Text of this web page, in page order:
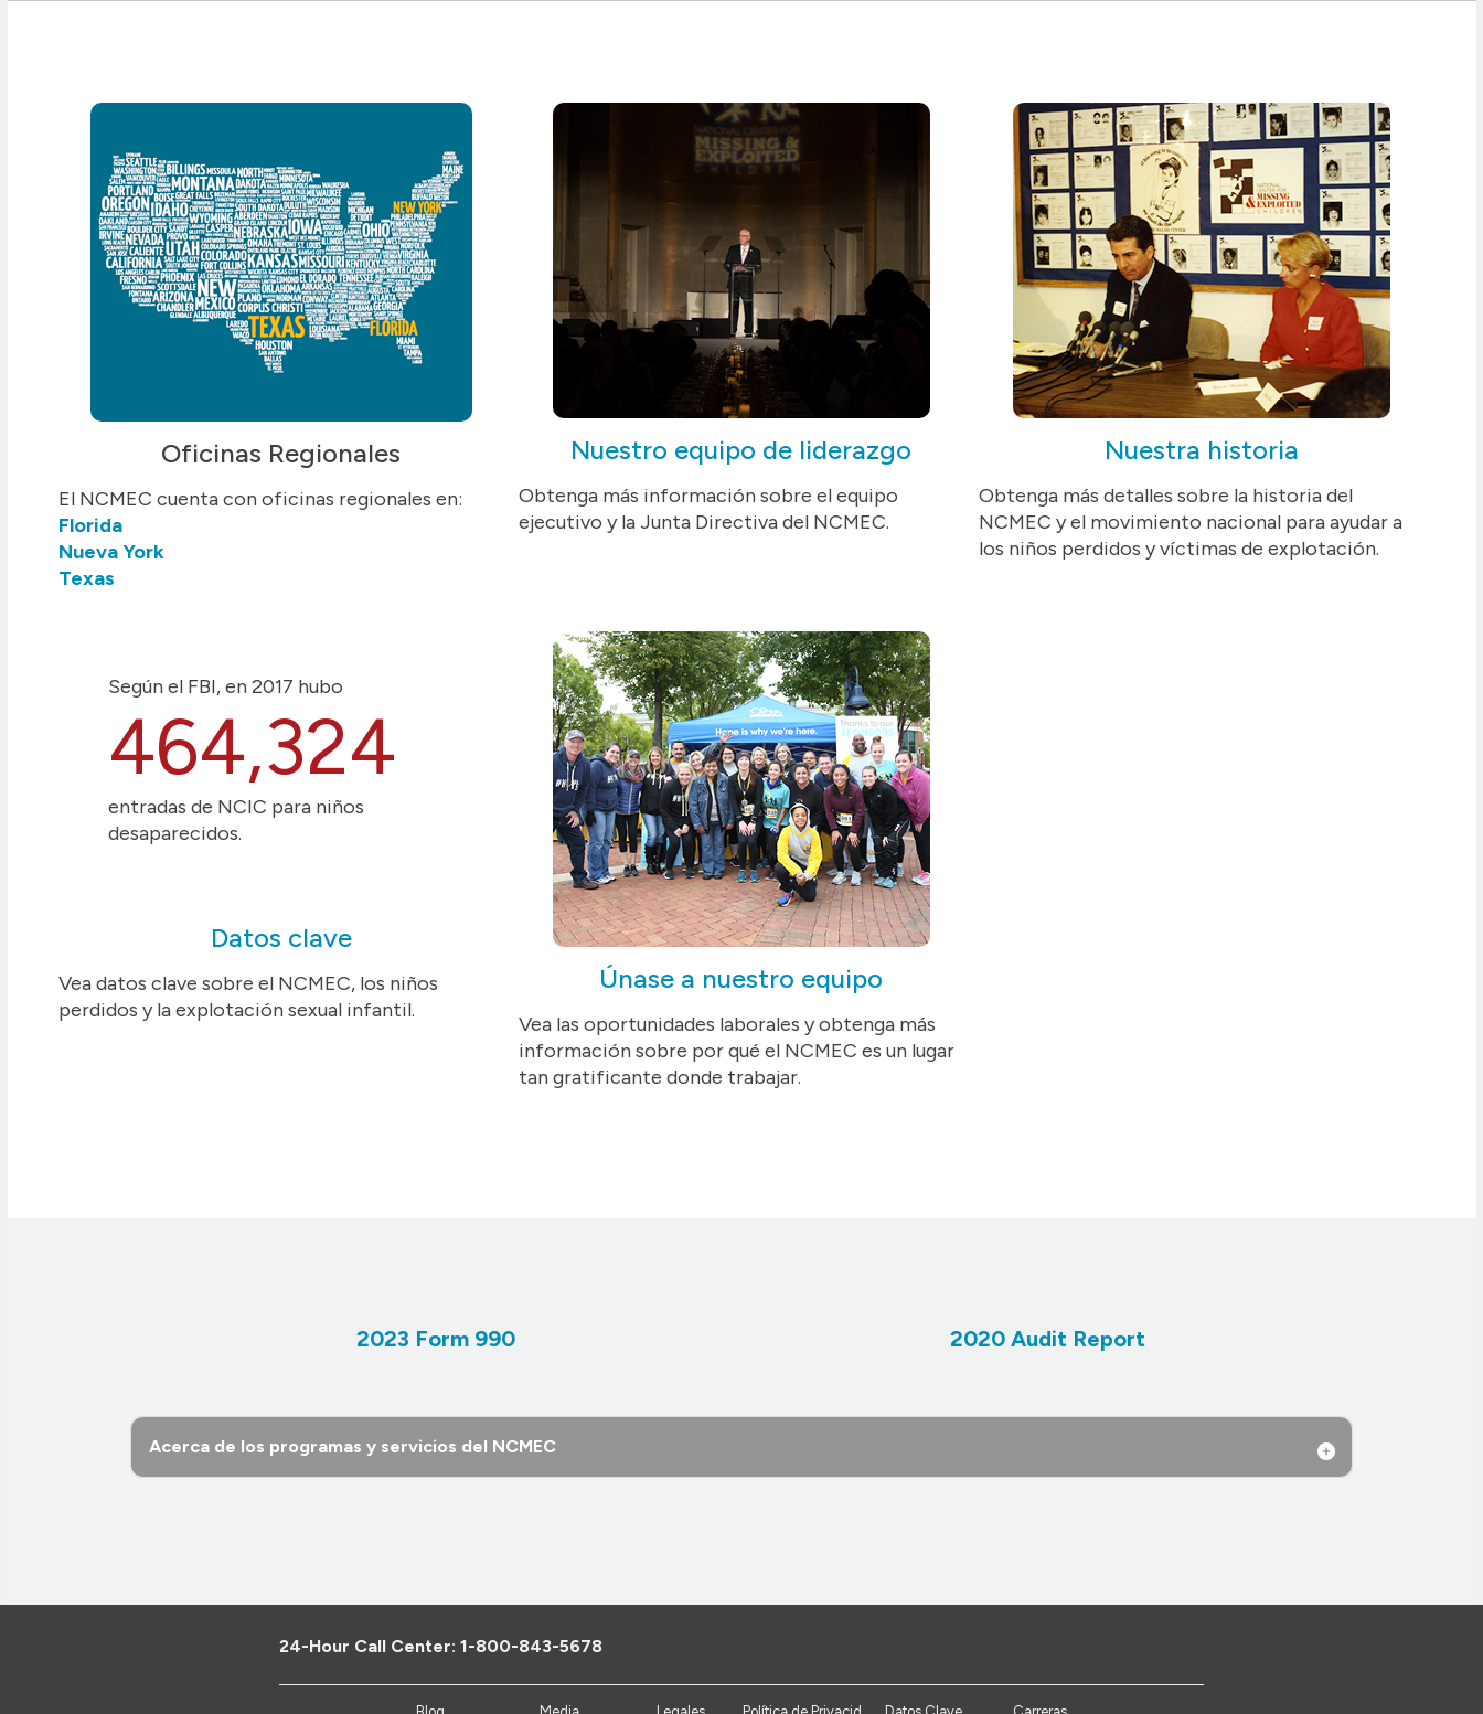
Oficinas Regionales
El NCMEC cuenta con oficinas regionales en:
Florida
Nueva York
Texas
Nuestro equipo de liderazgo
Obtenga más información sobre el equipo
ejecutivo y la Junta Directiva del NCMEC.
Nuestra historia
Obtenga más detalles sobre la historia del
NCMEC y el movimiento nacional para ayudar a
los niños perdidos y víctimas de explotación.
Según el FBI, en 2017 hubo
464,324
entradas de NCIC para niños
desaparecidos.
Datos clave
Vea datos clave sobre el NCMEC, los niños
perdidos y la explotación sexual infantil.
Únase a nuestro equipo
Vea las oportunidades laborales y obtenga más
información sobre por qué el NCMEC es un lugar
tan gratificante donde trabajar.
2023 Form 990 2020 Audit Report
Acerca de los programas y servicios del NCMEC
24-Hour Call Center: 1-800-843-5678